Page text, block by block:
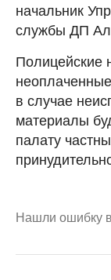
начальник
службы ДП
в случае
материалы
палату
Нашли ошибку